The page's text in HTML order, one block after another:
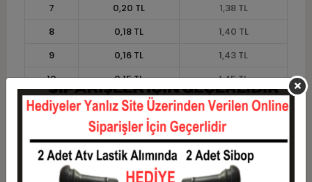
7
0,20 TL
1,38 TL
8
0,18 TL
1,40 TL
9
0,16 TL
1,43 TL
10
0,15 TL
1,45 TL
11
0,13 TL
1,46 TL
0,12 TL 1,49 TL